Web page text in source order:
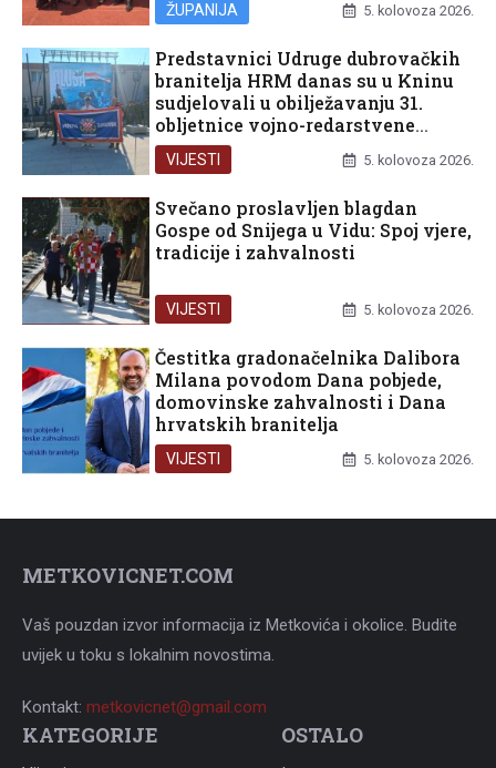
ŽUPANIJA 5. kolovoza 2026.
Predstavnici Udruge dubrovačkih
branitelja HRM danas su u Kninu
sudjelovali u obilježavanju 31.
obljetnice vojno-redarstvene
operacije Oluja
VIJESTI 5. kolovoza 2026.
Svečano proslavljen blagdan
Gospe od Snijega u Vidu: Spoj vjere,
tradicije i zahvalnosti
VIJESTI 5. kolovoza 2026.
Čestitka gradonačelnika Dalibora
Milana povodom Dana pobjede,
domovinske zahvalnosti i Dana
hrvatskih branitelja
VIJESTI 5. kolovoza 2026.
METKOVICNET.COM
Vaš pouzdan izvor informacija iz Metkovića i okolice. Budite
uvijek u toku s lokalnim novostima.
Kontakt: metkovicnet@gmail.com
KATEGORIJE OSTALO